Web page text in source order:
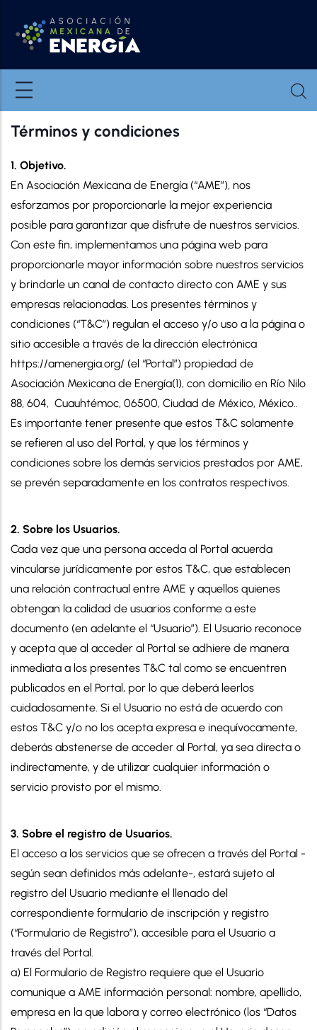
Términos y condiciones
1. Objetivo.
En Asociación Mexicana de Energía (“AME”), nos
esforzamos por proporcionarle la mejor experiencia
posible para garantizar que disfrute de nuestros servicios.
Con este fin, implementamos una página web para
proporcionarle mayor información sobre nuestros servicios
y brindarle un canal de contacto directo con AME y sus
empresas relacionadas. Los presentes términos y
condiciones (“T&C”) regulan el acceso y/o uso a la página o
sitio accesible a través de la dirección electrónica
https://amenergia.org/ (el “Portal”) propiedad de
Asociación Mexicana de Energía(1), con domicilio en Río Nilo
88, 604, Cuauhtémoc, 06500, Ciudad de México, México..
Es importante tener presente que estos T&C solamente
se refieren al uso del Portal, y que los términos y
condiciones sobre los demás servicios prestados por AME,
se prevén separadamente en los contratos respectivos.
2. Sobre los Usuarios.
Cada vez que una persona acceda al Portal acuerda
vincularse jurídicamente por estos T&C, que establecen
una relación contractual entre AME y aquellos quienes
obtengan la calidad de usuarios conforme a este
documento (en adelante el “Usuario”). El Usuario reconoce
y acepta que al acceder al Portal se adhiere de manera
inmediata a los presentes T&C tal como se encuentren
publicados en el Portal, por lo que deberá leerlos
cuidadosamente. Si el Usuario no está de acuerdo con
estos T&C y/o no los acepta expresa e inequívocamente,
deberás abstenerse de acceder al Portal, ya sea directa o
indirectamente, y de utilizar cualquier información o
servicio provisto por el mismo.
3. Sobre el registro de Usuarios.
El acceso a los servicios que se ofrecen a través del Portal -
según sean definidos más adelante-, estará sujeto al
registro del Usuario mediante el llenado del
correspondiente formulario de inscripción y registro
(“Formulario de Registro”), accesible para el Usuario a
través del Portal.
a) El Formulario de Registro requiere que el Usuario
comunique a AME información personal: nombre, apellido,
empresa en la que labora y correo electrónico (los “Datos